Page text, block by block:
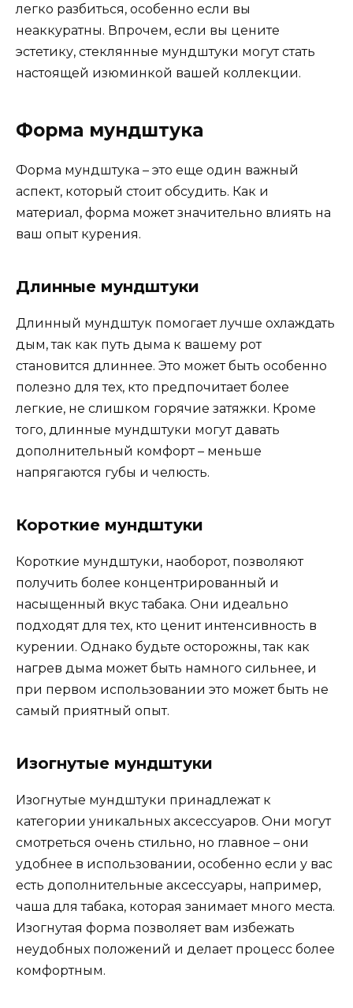
легко разбиться, особенно если вы
неаккуратны. Впрочем, если вы цените
эстетику, стеклянные мундштуки могут стать
настоящей изюминкой вашей коллекции.
Форма мундштука
Форма мундштука – это еще один важный
аспект, который стоит обсудить. Как и
материал, форма может значительно влиять на
ваш опыт курения.
Длинные мундштуки
Длинный мундштук помогает лучше охлаждать
дым, так как путь дыма к вашему рот
становится длиннее. Это может быть особенно
полезно для тех, кто предпочитает более
легкие, не слишком горячие затяжки. Кроме
того, длинные мундштуки могут давать
дополнительный комфорт – меньше
напрягаются губы и челюсть.
Короткие мундштуки
Короткие мундштуки, наоборот, позволяют
получить более концентрированный и
насыщенный вкус табака. Они идеально
подходят для тех, кто ценит интенсивность в
курении. Однако будьте осторожны, так как
нагрев дыма может быть намного сильнее, и
при первом использовании это может быть не
самый приятный опыт.
Изогнутые мундштуки
Изогнутые мундштуки принадлежат к
категории уникальных аксессуаров. Они могут
смотреться очень стильно, но главное – они
удобнее в использовании, особенно если у вас
есть дополнительные аксессуары, например,
чаша для табака, которая занимает много места.
Изогнутая форма позволяет вам избежать
неудобных положений и делает процесс более
комфортным.